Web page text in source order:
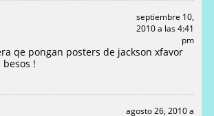
septiembre 10,
2010 a las 4:41
pm
qe pongan posters de jackson xfavor
besos !
agosto 26, 2010 a